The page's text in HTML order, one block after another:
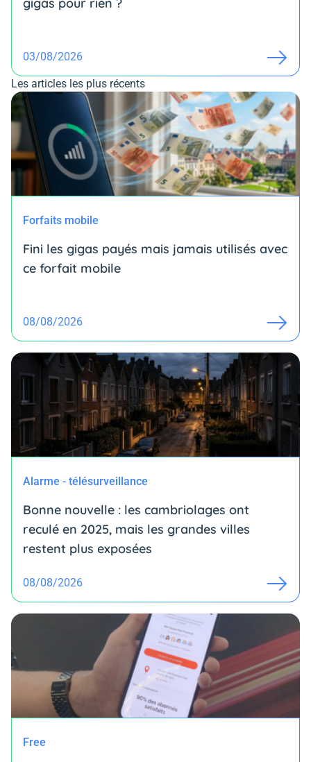
gigas pour rien ?
03/08/2026
Les articles les plus récents
Forfaits mobile
Fini les gigas payés mais jamais utilisés avec
ce forfait mobile
08/08/2026
Alarme - télésurveillance
Bonne nouvelle : les cambriolages ont
reculé en 2025, mais les grandes villes
restent plus exposées
08/08/2026
Free